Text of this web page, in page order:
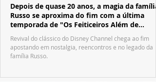
Depois de quase 20 anos, a magia da família
Russo se aproxima do fim com a última
temporada de "Os Feiticeiros Além de
Waverly Place"
Revival do clássico do Disney Channel chega ao fim
apostando em nostalgia, reencontros e no legado da
família Russo.